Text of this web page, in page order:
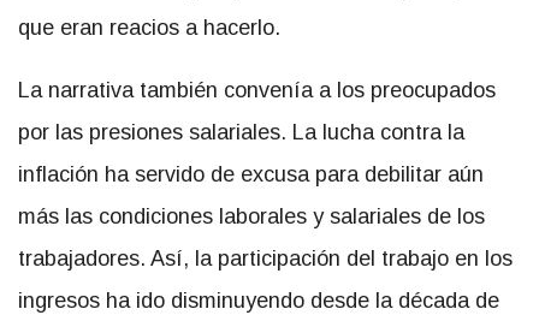
que eran reacios a hacerlo.
La narrativa también convenía a los preocupados
por las presiones salariales. La lucha contra la
inflación ha servido de excusa para debilitar aún
más las condiciones laborales y salariales de los
trabajadores. Así, la participación del trabajo en los
ingresos ha ido disminuyendo desde la década de